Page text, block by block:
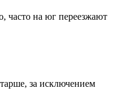
часто на юг переезжают
за исключением